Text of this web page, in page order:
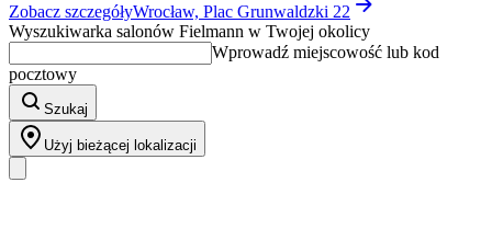
Zobacz szczegółyWrocław, Plac Grunwaldzki 22
Wyszukiwarka salonów Fielmann w Twojej okolicy
Wprowadź miejscowość lub kod
pocztowy
Szukaj
Użyj bieżącej lokalizacji